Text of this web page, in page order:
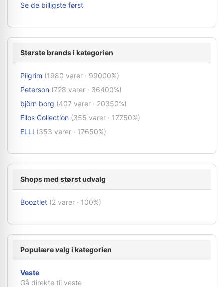
Se de billigste først
Største brands i kategorien
Pilgrim (1980 varer · 99000%)
Peterson (728 varer · 36400%)
björn borg (407 varer · 20350%)
Ellos Collection (355 varer · 17750%)
ELLI (353 varer · 17650%)
Shops med størst udvalg
Booztlet (2 varer · 100%)
Populære valg i kategorien
Veste
Gå direkte til veste